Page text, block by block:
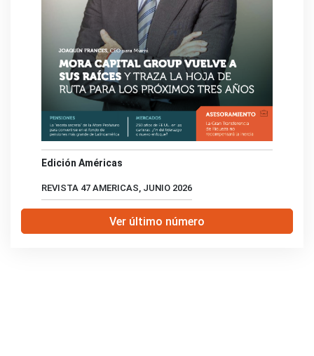
Edición Américas
REVISTA 47 AMERICAS, JUNIO 2026
Ver último número